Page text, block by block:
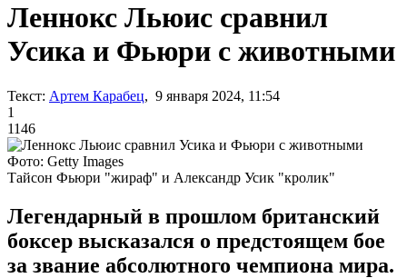
Леннокс Льюис сравнил
Усика и Фьюри с животными
Текст: Артем Карабец, 9 января 2024, 11:54
1
1146
Фото: Getty Images
Тайсон Фьюри "жираф" и Александр Усик "кролик"
Легендарный в прошлом британский
боксер высказался о предстоящем бое
за звание абсолютного чемпиона мира.